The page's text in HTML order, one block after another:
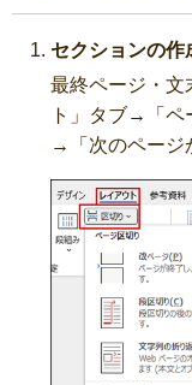
セクションの作
最終ページ・文
ト」タブ→「ペ
→「次のページ